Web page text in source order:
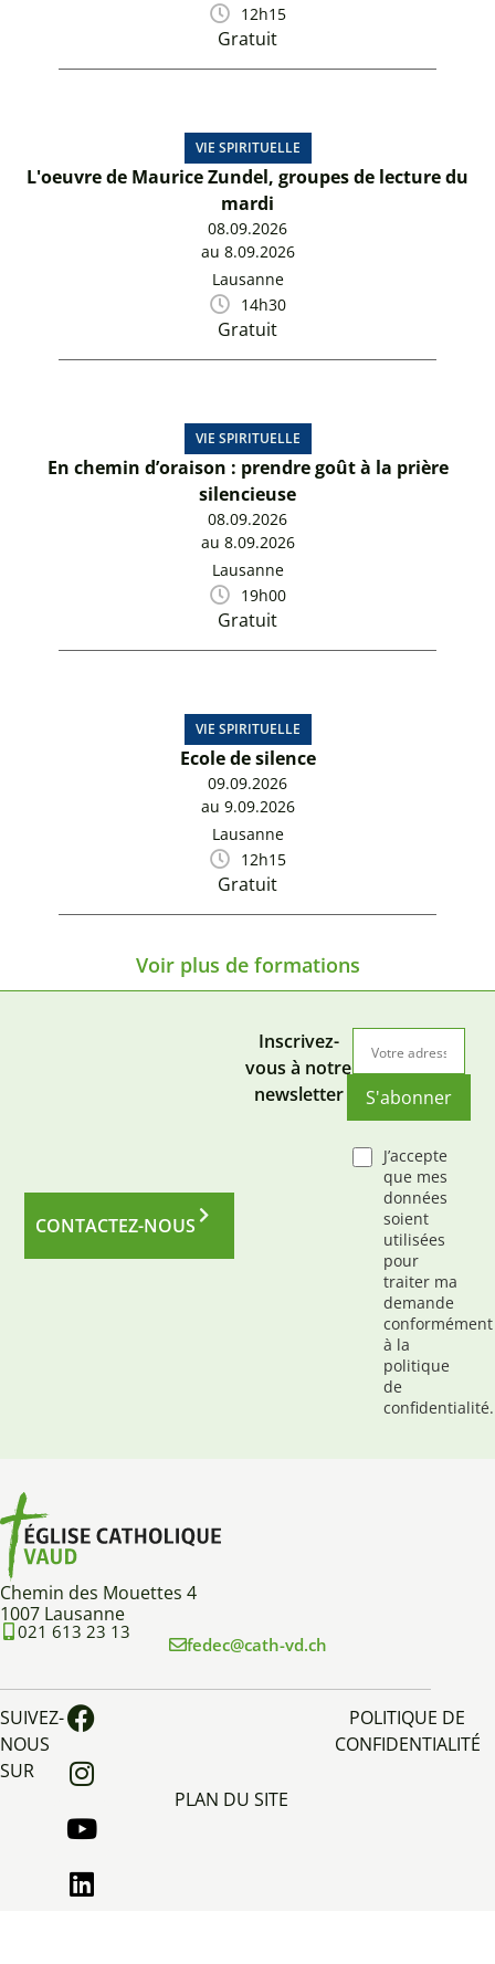
12h15
Gratuit
VIE SPIRITUELLE
L'oeuvre de Maurice Zundel, groupes de lecture du
mardi
08.09.2026
au 8.09.2026
Lausanne
14h30
Gratuit
VIE SPIRITUELLE
En chemin d’oraison : prendre goût à la prière
silencieuse
08.09.2026
au 8.09.2026
Lausanne
19h00
Gratuit
VIE SPIRITUELLE
Ecole de silence
09.09.2026
au 9.09.2026
Lausanne
12h15
Gratuit
Voir plus de formations
CONTACTEZ-NOUS
Inscrivez-
vous à notre
newsletter
S'abonner
J’accepte
que mes
données
soient
utilisées
pour
traiter ma
demande
conformément
à la
politique
de
confidentialité.
Chemin des Mouettes 4
1007 Lausanne
021 613 23 13
fedec@cath-vd.ch
SUIVEZ-
NOUS
SUR
PLAN DU SITE
POLITIQUE DE
CONFIDENTIALITÉ